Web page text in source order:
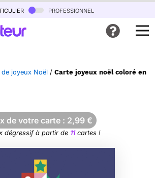
professionnel
de joyeux Noël / Carte joyeux noël coloré en
de votre carte : 2,99 €
dégressif à partir de 11cartes !